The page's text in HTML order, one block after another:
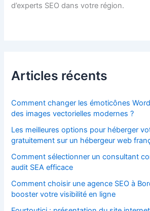
d’experts SEO dans votre région.
Articles récents
Comment changer les émoticônes
des images vectorielles modernes ?
Les meilleures options pour héberger
gratuitement sur un hébergeur web
Comment sélectionner un consultant
audit SEA efficace
Comment choisir une agence SEO à
booster votre visibilité en ligne